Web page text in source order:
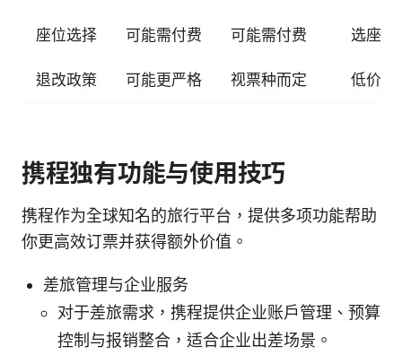
座位选择 可能需付费 可能需付费 选座策
退改政策 可能更严格 视票种而定 低价票
携程独有功能与使用技巧
携程作为全球知名的旅行平台，提供多项功能帮助
你更高效订票并获得额外价值。
差旅管理与企业服务
对于差旅需求，携程提供企业账户管理、预算
控制与报销整合，适合企业出差场景。